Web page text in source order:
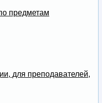
предметам
для преподавателей,